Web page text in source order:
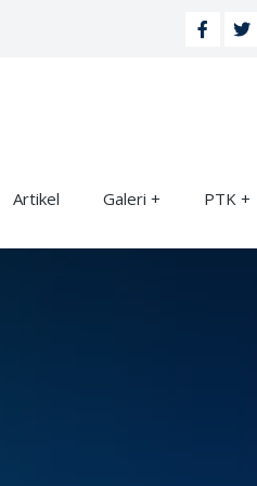
Artikel Galeri PTK